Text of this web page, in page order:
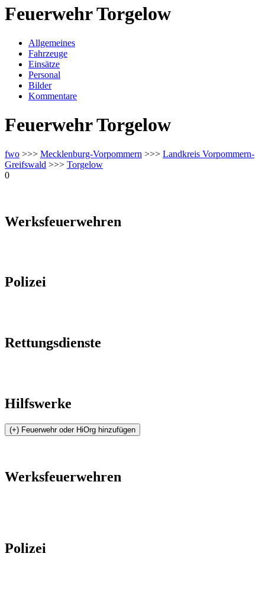
Feuerwehr Torgelow
Allgemeines
Fahrzeuge
Einsätze
Personal
Bilder
Kommentare
Feuerwehr Torgelow
fwo >>> Mecklenburg-Vorpommern >>> Landkreis Vorpommern-
Greifswald >>> Torgelow
0
Werksfeuerwehren
Polizei
Rettungsdienste
Hilfswerke
Werksfeuerwehren
Polizei